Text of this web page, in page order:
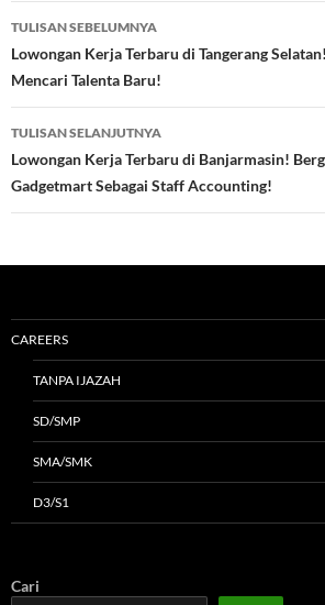
Navigasi
Tulisan
TULISAN SEBELUMNYA
Lowongan Kerja Terbaru di Tangerang
Mencari Talenta Baru!
TULISAN SELANJUTNYA
Lowongan Kerja Terbaru di Banjarmasin!
Gadgetmart Sebagai Staff Accounting!
CAREERS
TANPA IJAZAH
SD/SMP
SMA/SMK
D3/S1
Cari